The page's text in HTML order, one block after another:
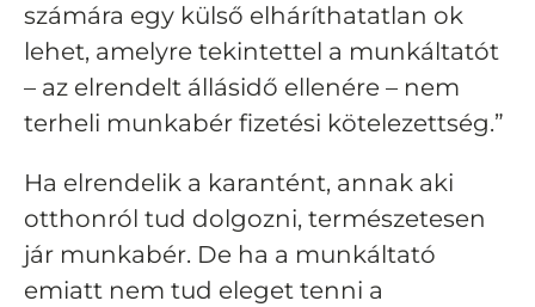
számára egy külső elháríthatatlan ok
lehet, amelyre tekintettel a munkáltatót
– az elrendelt állásidő ellenére – nem
terheli munkabér fizetési kötelezettség.”
Ha elrendelik a karantént, annak aki
otthonról tud dolgozni, természetesen
jár munkabér. De ha a munkáltató
emiatt nem tud eleget tenni a